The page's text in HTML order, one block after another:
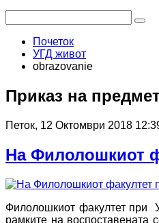
Почеток
УГД живот
obrazovanie
Приказ на
Петок, 12 Октомври 2018
На Филолошкиот
Филолошкиот факултет при
рамките на воспоставената